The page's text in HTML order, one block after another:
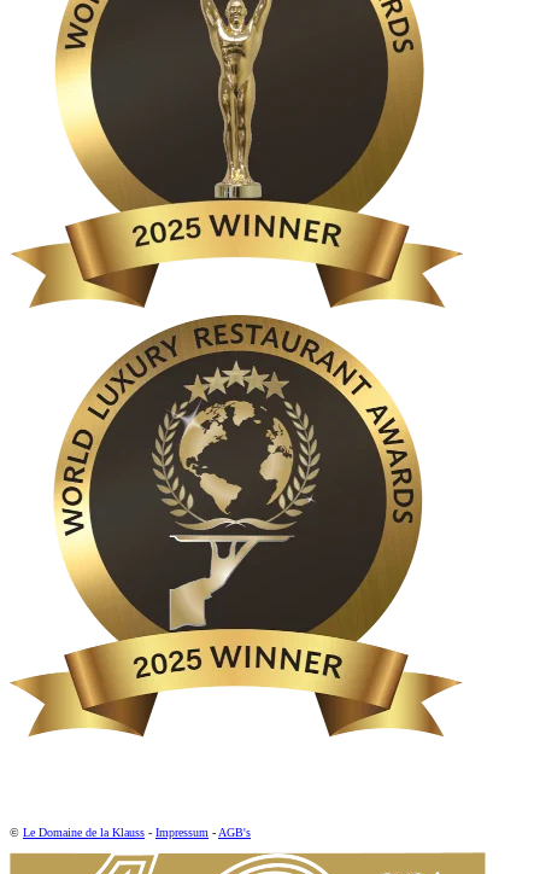
© Le Domaine de la Klauss - Impressum -AGB's